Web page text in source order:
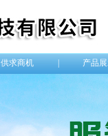
供求商机 产品